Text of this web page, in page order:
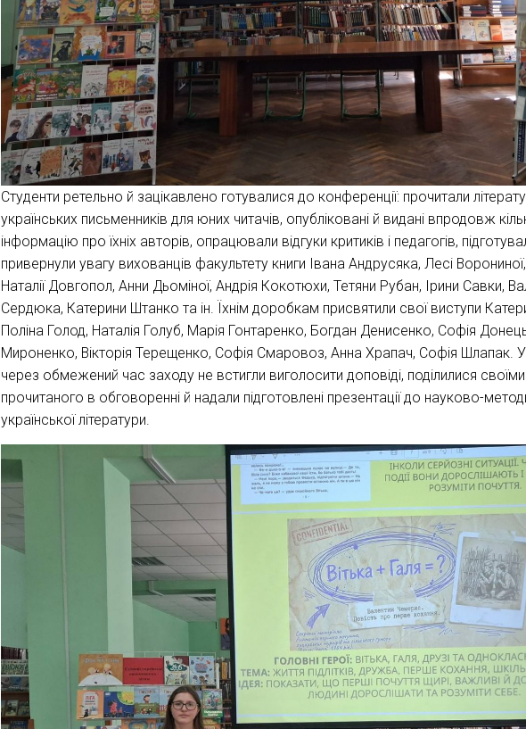
Студенти ретельно й зацікавлено готувалися до конференції: прочитали
українських письменників для юних читачів, опубліковані й видані впродовж
інформацію про їхніх авторів, опрацювали відгуки критиків і педагогів,
привернули увагу вихованців факультету книги Івана Андрусяка, Лесі
Наталії Довгопол, Анни Дьоміної, Андрія Кокотюхи, Тетяни Рубан, Ірини Савки,
Сердюка, Катерини Штанко та ін. Їхнім доробкам присвятили свої виступи
Поліна Голод, Наталія Голуб, Марія Гонтаренко, Богдан Денисенко, Софія
Мироненко, Вікторія Терещенко, Софія Смаровоз, Анна Храпач, Софія Шлапак.
через обмежений час заходу не встигли виголосити доповіді, поділилися
прочитаного в обговоренні й надали підготовлені презентації до науково-
української літератури.